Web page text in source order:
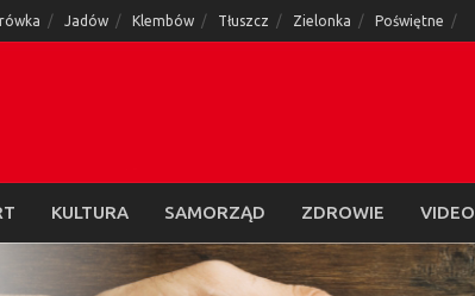
Jadów Klembów Tłuszcz Zielonka Poświętne
KULTURA SAMORZĄD ZDROWIE VIDEO